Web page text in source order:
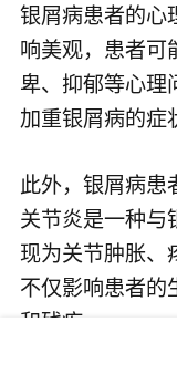
银屑病患者的心
响美观，患者可
卑、抑郁等心理
加重银屑病的症
此外，银屑病患
关节炎是一种与
现为关节肿胀、
不仅影响患者的
和残疾。